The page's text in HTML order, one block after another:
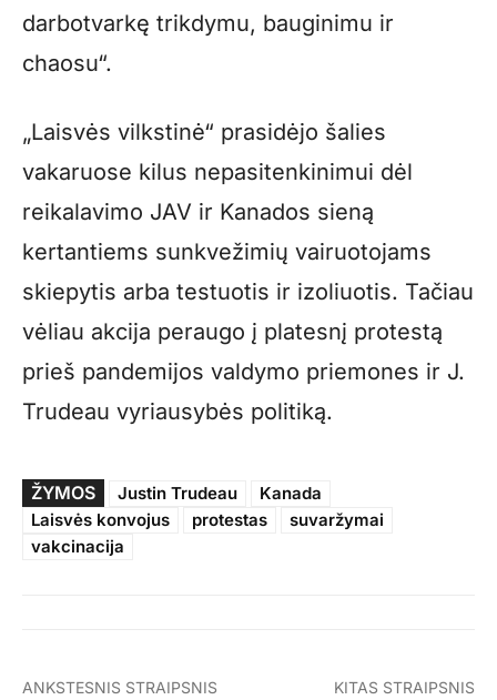
darbotvarkę trikdymu, bauginimu ir
chaosu“.
„Laisvės vilkstinė“ prasidėjo šalies
vakaruose kilus nepasitenkinimui dėl
reikalavimo JAV ir Kanados sieną
kertantiems sunkvežimių vairuotojams
skiepytis arba testuotis ir izoliuotis. Tačiau
vėliau akcija peraugo į platesnį protestą
prieš pandemijos valdymo priemones ir J.
Trudeau vyriausybės politiką.
ŽYMOS Justin Trudeau
Kanada
Laisvės konvojus
protestas
suvaržymai
vakcinacija
ANKSTESNIS STRAIPSNIS KITAS STRAIPSNIS